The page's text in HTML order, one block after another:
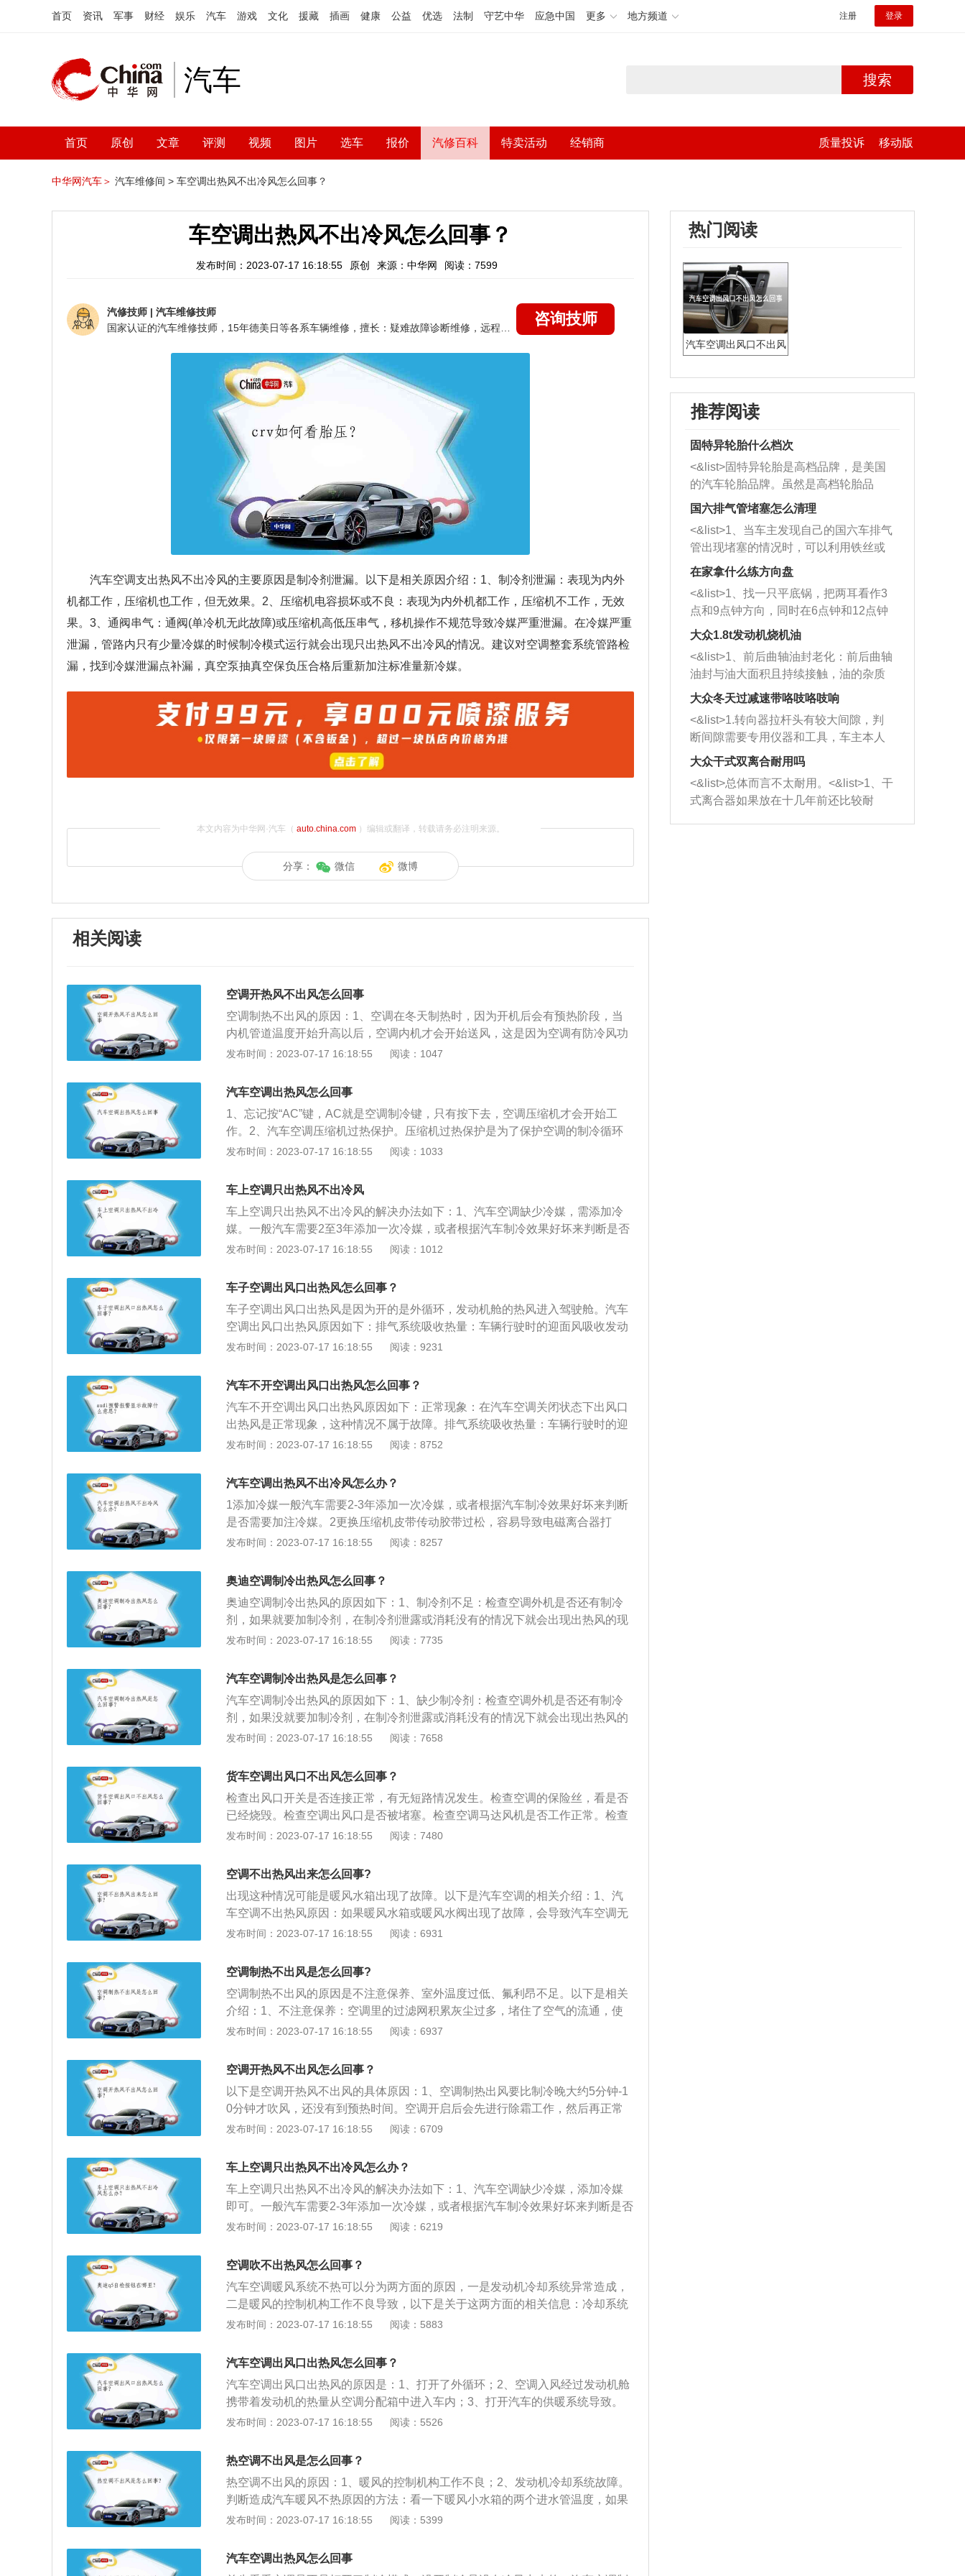
首页 资讯 军事 财经 娱乐 汽车 游戏 文化 援藏 插画 健康 公益 优选 法制 守艺中华 应急中国 更多 地方频道 注册 登录
汽车 搜索
首页 原创 文章 评测 视频 图片 选车 报价 汽修百科 特卖活动 经销商 质量投诉 移动版
中华网汽车＞ 汽车维修间 > 车空调出热风不出冷风怎么回事？
车空调出热风不出冷风怎么回事？
发布时间：2023-07-17 16:18:55 原创 来源：中华网 阅读：7599
汽修技师 | 汽车维修技师
咨询技师
汽车空调支出热风不出冷风的主要原因是制冷剂泄漏。以下是相关原因介绍：1、制冷剂泄漏：表现为内外
机都工作，压缩机也工作，但无效果。2、压缩机电容损坏或不良：表现为内外机都工作，压缩机不工作，无效
果。3、通阀串气：通阀(单冷机无此故障)或压缩机高低压串气，移机操作不规范导致冷媒严重泄漏。在冷媒严重
泄漏，管路内只有少量冷媒的时候制冷模式运行就会出现只出热风不出冷风的情况。建议对空调整套系统管路检
漏，找到冷媒泄漏点补漏，真空泵抽真空保负压合格后重新加注标准量新冷媒。
本文内容为中华网·汽车（ auto.china.com）编辑或翻译，转载请务必注明来源。
分享： 微信 微博
相关阅读
空调开热风不出风怎么回事
空调制热不出风的原因：1、空调在冬天制热时，因为开机后会有预热阶段，当
内机管道温度开始升高以后，空调内机才会开始送风，这是因为空调有防冷风功
能。2、如果是空调问题的话，就是空调制热相关部件不能正常的进行工作，存
坏了，节温器损坏导致空调不出风，这时就要去4S店更换节温器。4、空气滤芯
太脏，空气滤芯如果太脏就容易形成堵塞，去4S店清理空气滤芯。5、暖风按钮
坏了导致空调不出风，去4S店找专业人士解决。6、空调翻板损坏，空调翻板是
调节出风口的，如果空调翻板损坏，热风就不一定去了哪里。去4S店找专业人士
解决。
发布时间：2023-07-17 16:18:55 阅读：1047
汽车空调出热风怎么回事
1、忘记按“AC”键，AC就是空调制冷键，只有按下去，空调压缩机才会开始工
作。2、汽车空调压缩机过热保护。压缩机过热保护是为了保护空调的制冷循环
系统，当压缩机外壳的温度异常升高，压缩机上的热保护开关断开，使压缩机停
原因。4、水箱及冷凝器太脏，影响到了散热循环。出现这种情况需要冲洗一下
冷凝器和水箱表面。5、冷热转换开关故障。汽车制冷与制热所用的热源虽不相
同，两个热源分别在两个风箱内，但却共用一个风机和风道，而冷热转换开关的
作用就是控制两个热源之间的一个翻板，来决定风机吹出的风是通过暖风水箱吹
进风道，还是通过空调的蒸发箱吹进风道。如果打开汽车空调发现不出风也不制
板电机是空调风口的总开关，所以损坏了就会阻挡冷气出来。如果汽车购买有两
三年了，之后在使用过程中发现空调空调不制冷或者不够冷，这说明汽车空调冷
媒有严重泄漏现象，一般都是冷凝器存在冷媒泄漏，这就需要找专业侧漏跟修
发布时间：2023-07-17 16:18:55 阅读：1033
车上空调只出热风不出冷风
车上空调只出热风不出冷风的解决办法如下：1、汽车空调缺少冷媒，需添加冷
媒。一般汽车需要2至3年添加一次冷媒，或者根据汽车制冷效果好坏来判断是否
需要加注冷媒。2、空调压缩机皮带过松，需要更换。压缩机是空调系统的心
致空调不制冷。3、空调冷凝器过脏，清洗冷凝器。冷凝器过脏会导致空调制冷
不良，并且还有可能造成发动机温度过高。4、空调没有定期保养，及时进行保
养。空调滤芯是一个重要的零部件，必须要定期频繁进行更换。它能过滤掉空气
中许多的颗粒，这些颗粒一旦进入车厢内，不仅影响冷却系统性能，而且对驾乘
人员也会造成危害。
发布时间：2023-07-17 16:18:55 阅读：1012
车子空调出风口出热风怎么回事？
车子空调出风口出热风是因为开的是外循环，发动机舱的热风进入驾驶舱。汽车
空调出风口出热风原因如下：排气系统吸收热量：车辆行驶时的迎面风吸收发动
机散热器及排气系统的热量后，会从空调分配箱进入车内，因此会感觉到出风口
的辐射传播引起，仪表台中部有一个暖风小水箱，它和风道只有一层板隔着所以
也会有热量散发出来，这也会使空调分配箱内的空气变热。
发布时间：2023-07-17 16:18:55 阅读：9231
汽车不开空调出风口出热风怎么回事？
汽车不开空调出风口出热风原因如下：正常现象：在汽车空调关闭状态下出风口
出热风是正常现象，这种情况不属于故障。排气系统吸收热量：车辆行驶时的迎
面风吸收发动机散热器及排气系统的热量后，会从空调分配箱进入车内，因此会
为热传导方式的辐射传播引起，仪表台中部有一个暖风小水箱，它和风道只有一
层板隔着所以也会有热量散发出来，这也会使空调分配箱内的空气变热。
发布时间：2023-07-17 16:18:55 阅读：8752
汽车空调出热风不出冷风怎么办？
1添加冷媒一般汽车需要2-3年添加一次冷媒，或者根据汽车制冷效果好坏来判断
是否需要加注冷媒。2更换压缩机皮带传动胶带过松，容易导致电磁离合器打
滑，同时导致传动效率下降，从而导致空调不制冷。应更换新的传动皮带。3清
度过高。4空调定期保养空调滤芯是一个重要的零部件，必须要定期频繁进行更
换。5更换皮带皮带过松，在使用工程中会出现打滑现象，会造成皮带断裂、皮
带异响、无助力、空调不良等。需要进行更换。
发布时间：2023-07-17 16:18:55 阅读：8257
奥迪空调制冷出热风怎么回事？
奥迪空调制冷出热风的原因如下：1、制冷剂不足：检查空调外机是否还有制冷
剂，如果就要加制冷剂，在制冷剂泄露或消耗没有的情况下就会出现出热风的现
象。2、压缩机故障：制冷剂足够的情况下检查空调压缩机是否能够正常工作或
有热风，如果没有热风有可能是热保护使得压缩机没有工作，从而导致空调设置
在制冷，却出现不制冷的情况。
发布时间：2023-07-17 16:18:55 阅读：7735
汽车空调制冷出热风是怎么回事？
汽车空调制冷出热风的原因如下：1、缺少制冷剂：检查空调外机是否还有制冷
剂，如果没就要加制冷剂，在制冷剂泄露或消耗没有的情况下就会出现出热风的
现象。2、压缩机不工作：到室外机的出风口感觉下是否有热风，如果没那很有
情况。3、电脑主板损坏：看下遥控上的设置模式，如果模式正确，就是四通阀
坏了或电脑板损坏，建议联系售后维修。
发布时间：2023-07-17 16:18:55 阅读：7658
货车空调出风口不出风怎么回事？
检查出风口开关是否连接正常，有无短路情况发生。检查空调的保险丝，看是否
已经烧毁。检查空调出风口是否被堵塞。检查空调马达风机是否工作正常。检查
全车配电情况，检查电瓶。以下是更多相关的介绍：1、鼓风机损坏：平常使用
鼓风机在工作的声音，风量需求越大鼓风机就要加速抽取空气。所以鼓风机要是
损坏，就会发生抽空气量不足或者不抽空气的现象，无法将风吹出来造成空调不
出风。由于鼓风机长期工作风扇内部会沉积很多的灰尘，有可能使内部摩擦增加
导致线圈过热损坏。还有一种情况是鼓风机里的电容产生漏电或损坏，造成鼓风
机无法正常工作，这种情况经常发生在电容启动式鼓风机上。通过将风速和风量
故障需要车主去4S店或修理厂维修。2、风门、电脑或开关故障。风门在风道里
面，由于是塑料制成有可能会发生卡住或者断裂的情况。当风门无法打开的时
候，鼓风机抽进来的空气就无法从出风口流出，出现空调不出风的现象。而空调
关是通过调节电阻的方式，来控制鼓风机的转速。在日常使用中，过度有力或反
风的现象。
发布时间：2023-07-17 16:18:55 阅读：7480
空调不出热风出来怎么回事?
出现这种情况可能是暖风水箱出现了故障。以下是汽车空调的相关介绍：1、汽
车空调不出热风原因：如果暖风水箱或暖风水阀出现了故障，会导致汽车空调无
法制热。出现这种情况后要去检查一下暖风水箱和暖风水阀。汽车空调制热是利
能。这种加热方式效率较高,但一般用于柜机等功率较大的单体空调上。
发布时间：2023-07-17 16:18:55 阅读：6931
空调制热不出风是怎么回事?
空调制热不出风的原因是不注意保养、室外温度过低、氟利昂不足。以下是相关
介绍：1、不注意保养：空调里的过滤网积累灰尘过多，堵住了空气的流通，使
得热量无法及时输出，造成制热量不足，就会让人感觉空调制热效果不好甚至没
功率衰减大，制热效果就不理想。3、氟利昂不足：现在大部分空调都是热泵型
或者热泵加辅助电加热型，这两种空调的制热都是利用氟利昂蒸发向室外空气吸
热。如果缺氟就无法吸热，空调就不制热。
发布时间：2023-07-17 16:18:55 阅读：6937
空调开热风不出风怎么回事？
以下是空调开热风不出风的具体原因：1、空调制热出风要比制冷晚大约5分钟-1
0分钟才吹风，还没有到预热时间。空调开启后会先进行除霜工作，然后再正常
制热。2、四通阀没有打开，或者是四通阀本身卡死，或电控没有输出四通阀电
无法工作的情况。要找专业人员及时加氟。4、室内管温传感器可能损坏。
发布时间：2023-07-17 16:18:55 阅读：6709
车上空调只出热风不出冷风怎么办？
车上空调只出热风不出冷风的解决办法如下：1、汽车空调缺少冷媒，添加冷媒
即可。一般汽车需要2-3年添加一次冷媒，或者根据汽车制冷效果好坏来判断是否
需要加注冷媒。2、空调压缩机皮带过松，需要更换。压缩机是空调系统的心
致空调不制冷。3、空调冷凝器过脏，清洗即可。冷凝器过脏会导致空调制冷不
良，并且还有可能造成发动机温度过高。4、空调没有定期保养，及时进行保养
即可。空调滤芯是一个重要的零部件，必须要定期频繁进行更换。它能过滤掉空
气中许多的颗粒，这些颗粒一旦进入车厢内，不仅影响冷却系统性能，而且对驾
乘人员也会造成危害。
发布时间：2023-07-17 16:18:55 阅读：6219
空调吹不出热风怎么回事？
汽车空调暖风系统不热可以分为两方面的原因，一是发动机冷却系统异常造成，
二是暖风的控制机构工作不良导致，以下是关于这两方面的相关信息：冷却系统
可能出现的问题:1、节温器常开或节温器开启过早，使冷却系统过早地进行大循
热。2、水泵叶轮破损或丢转，使流经暖风小水箱的流量不够,热量不够。3、发动
机冷却系统有气阻，气阻导致冷却系统循环不良，造成水温高，暖风不热的故
障。如果冷却系统总有气，很可能是汽缸垫有破损向冷却系统串气所至;如果暖风
小水箱的进水管很热，而出水管较凉，这种情况应是暖风小水箱有堵塞，应更换
暖风小水箱。风量控制机构的问题:1、汽车的暖风是利用鼓风机把暖风小水箱的
不出来，也会造成暖风的温度不高。这时先要检查滤清器是否脏污堵塞，进行清
理，必要时要及时更换。2、检查鼓风机的各挡位运转情况，每个挡位都要达到
足够的转速。如果旋钮调整到暖风位置，风量够大，风向也正常，吹出来的是凉
否脱落等，排除故障后暖风就会热起来。
发布时间：2023-07-17 16:18:55 阅读：5883
汽车空调出风口出热风怎么回事？
汽车空调出风口出热风的原因是：1、打开了外循环；2、空调入风经过发动机舱
携带着发动机的热量从空调分配箱中进入车内；3、打开汽车的供暖系统导致。
汽车空调是汽车空气调节装置的简称，其是由制冷系统、供暖系统、通风和空气
件，对确保安全行车起到重要作用的通风装置；2、把汽车车厢内的温度、湿
度、空气清洁度及空气流动调整和控制在较好的状态；3、为乘员提供舒适的乘
坐环境，减少旅途疲劳。
发布时间：2023-07-17 16:18:55 阅读：5526
热空调不出风是怎么回事？
热空调不出风的原因：1、暖风的控制机构工作不良；2、发动机冷却系统故障。
判断造成汽车暖风不热原因的方法：看一下暖风小水箱的两个进水管温度，如果
两根管都够热，说明是风量控制机构问题；如果两根水管都凉，或者是一根热一
胀阀、干燥储液器及管路等部件组成。汽车空调可以为乘员提供舒适的乘坐环
境，减少旅途疲劳，为驾驶员创造良好的工作条件，对确保安全行车起到重要作
发布时间：2023-07-17 16:18:55 阅读：5399
汽车空调出热风怎么回事
热门阅读
汽车空调出风口不出风
推荐阅读
固特异轮胎什么档次
<&list>固特异轮胎是高档品牌，是美国
的汽车轮胎品牌。虽然是高档轮胎品
牌，但是中高低端的轮胎都有生产，这
也是为了更好的开拓市场。
国六排气管堵塞怎么清理
<&list>1、当车主发现自己的国六车排气
管出现堵塞的情况时，可以利用铁丝或
者是细棍，直接将杂物给取出来，如果
堵塞情况比较严重，也可以采取应急措
施。 <&list>2、直接利用木棍将所有的
杂物推到排气管里面的位置处，然后将
三元催化器拆解开，就可以将堵塞的东
西取出来。但如果是因为积碳过多引起
的堵塞，就需要将三元催化器泡在草酸
洗剂对堵塞的情况得到解决，将清洗剂
放在燃油箱中，与燃油混合后，车辆启
动时，就可以和汽油一起进入到燃烧
室，最后形成废气排出，就可以让三元
催化器得到清洗，排气管堵塞的情况就
能够得到解决。
在家拿什么练方向盘
<&list>1、找一只平底锅，把两耳看作3
点和9点钟方向，同时在6点钟和12点钟
方向做一个标记。 <&list>2、双手握住
一圈半的练习，往右同样也要打相同的
圈数。 <&list>3、最后强调要反复练
习，这样就可以形成肌肉记忆，在真实
驾驶车辆时，不需要记忆也能打好方
向。
大众1.8t发动机烧机油
<&list>1、前后曲轴油封老化：前后曲轴
油封与油大面积且持续接触，油的杂质
和发动机内持续温度变化使其密封效果
逐渐减弱，导致渗油或漏油。<&list>2、
活塞间隙过大：积碳会使活塞环与缸体
的间隙扩大，导致机油流入燃烧室中，
造成烧机油。<&list>3、机油粘度。使用
机油粘度过小的话，同样会有烧机油现
象，机油粘度过小具有很好的流动性，
大众冬天过减速带咯吱咯吱响
<&list>1.转向器拉杆头有较大间隙，判
断间隙需要专用仪器和工具，车主本人
无法制作，需要将车辆送到修理厂或4s
店；<&list>2.车辆半轴套管防尘罩破
裂，破裂后会出现漏油现象，使半轴磨
损严重，磨损的半轴容易损坏，产生异
响；<&list>3.稳定器的转向胶套和球头
大众干式双离合耐用吗
<&list>总体而言不太耐用。<&list>1、干
式离合器如果放在十几年前还比较耐